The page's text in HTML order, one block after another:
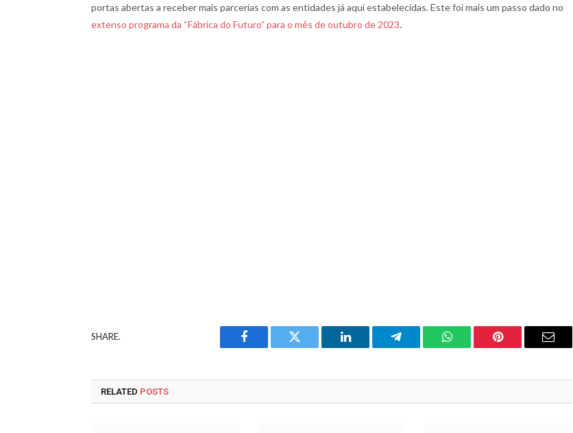
portas abertas a receber mais parcerias com as entidades já aqui estabelecidas. Este foi mais um passo dado no
extenso programa da “Fábrica do Futuro” para o mês de outubro de 2023.
SHARE.
Facebook Twitter LinkedIn Telegram WhatsAppPinterest Email
RELATED POSTS